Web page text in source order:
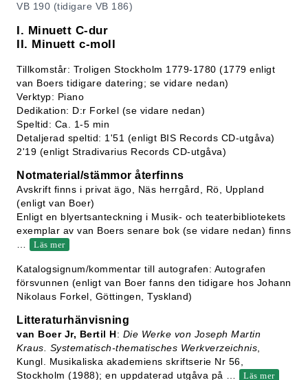
VB 190 (tidigare VB 186)
I. Minuett C-dur
II. Minuett c-moll
Tillkomstår: Troligen Stockholm 1779-1780 (1779 enligt
van Boers tidigare datering; se vidare nedan)
Verktyp: Piano
Dedikation: D:r Forkel (se vidare nedan)
Speltid: Ca. 1-5 min
Detaljerad speltid: 1'51 (enligt BIS Records CD-utgåva)
2'19 (enligt Stradivarius Records CD-utgåva)
Notmaterial/stämmor återfinns
Avskrift finns i privat ägo, Näs herrgård, Rö, Uppland
(enligt van Boer)
Enligt en blyertsanteckning i Musik- och teaterbibliotekets
exemplar av van Boers senare bok (se vidare nedan) finns
Läs mer
Katalogsignum/kommentar till autografen: Autografen
försvunnen (enligt van Boer fanns den tidigare hos Johann
Nikolaus Forkel, Göttingen, Tyskland)
Litteraturhänvisning
van Boer Jr, Bertil H: Die Werke von Joseph Martin
Kraus. Systematisch-thematisches Werkverzeichnis
Kungl. Musikaliska akademiens skriftserie Nr 56,
Stockholm (1988); en uppdaterad utgåva på
Läs mer